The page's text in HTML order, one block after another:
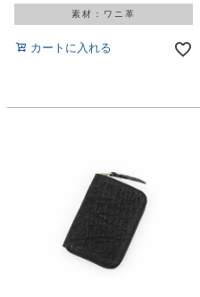
素材：ワニ革
カートに入れる